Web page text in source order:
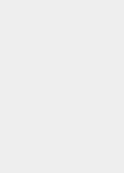
法眼鏡這種東